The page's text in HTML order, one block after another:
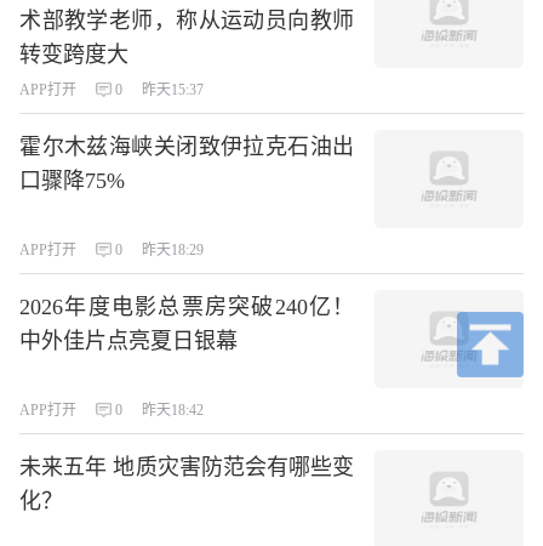
术部教学老师，称从运动员向教师
转变跨度大
APP打开 0 昨天15:37
霍尔木兹海峡关闭致伊拉克石油出
口骤降75%
APP打开 0 昨天18:29
2026年度电影总票房突破240亿！
中外佳片点亮夏日银幕
APP打开 0 昨天18:42
未来五年 地质灾害防范会有哪些变
化？